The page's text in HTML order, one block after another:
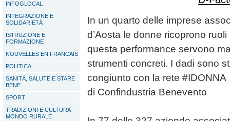
INFOGLOCAL
INTEGRAZIONE E
SOLIDARIETÀ
ISTRUZIONE E
FORMAZIONE
NOUVELLES EN FRANCAIS
POLITICA
SANITÀ, SALUTE E STARE
BENE
SPORT
TRADIZIONI E CULTURA
MONDO RURALE
In un quarto delle imprese
d’Aosta le donne ricoprono
questa performance servono
strumenti concreti. I dadi sono
congiunto con la rete #IDONNA
di Confindustria Benevento